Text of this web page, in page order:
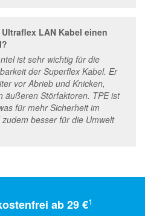
LAN Kabel einen
ist sehr wichtig für die
der Superflex Kabel. Er
vor Abrieb und Knicken,
äußeren Störfaktoren. TPE ist
für mehr Sicherheit im
besser für die Umwelt
ab 29 €1